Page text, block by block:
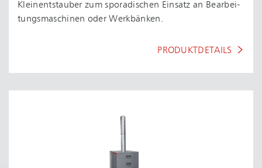
Kleinentstauber zum sporadischen Einsatz an Be­ar­bei­
tungs­ma­schi­nen oder Werkbänken.
PRODUKTDETAILS